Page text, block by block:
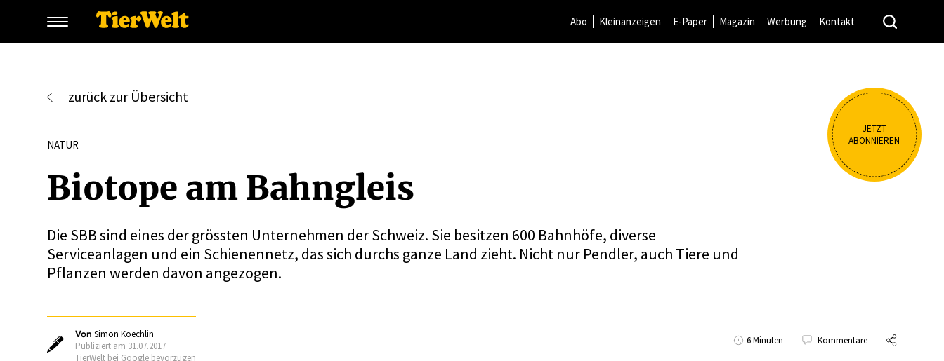
Abo Kleinanzeigen E-Paper Magazin Werbung Kontakt
JETZT
ABONNIEREN
zurück zur Übersicht
NATUR
Biotope am Bahngleis
Die SBB sind eines der grössten Unternehmen der Schweiz. Sie besitzen 600 Bahnhöfe, diverse
Serviceanlagen und ein Schienennetz, das sich durchs ganze Land zieht. Nicht nur Pendler, auch Tiere und
Pflanzen werden davon angezogen.
VonSimon Koechlin
Publiziert am 31.07.2017
TierWelt bei Google bevorzugen
6 Minuten Kommentare